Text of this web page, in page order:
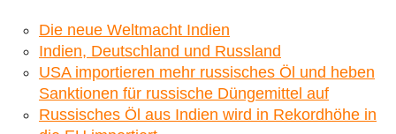
Die neue Weltmacht Indien
Indien, Deutschland und Russland
USA importieren mehr russisches Öl und heben
Sanktionen für russische Düngemittel auf
Russisches Öl aus Indien wird in Rekordhöhe in